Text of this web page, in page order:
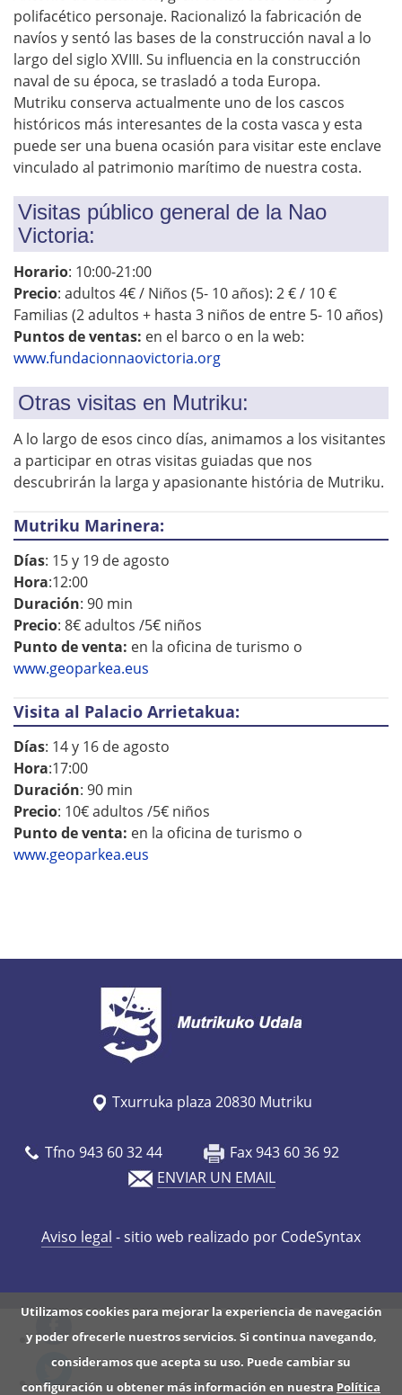
Utilizamos cookies para mejorar la experiencia de navegación
y poder ofrecerle nuestros servicios. Si continua navegando,
consideramos que acepta su uso. Puede cambiar su
configuración u obtener más información en nuestra Política
polifacético personaje. Racionalizó la fabricación de
navíos y sentó las bases de la construcción naval a lo
largo del siglo XVIII. Su influencia en la construcción
naval de su época, se trasladó a toda Europa.
Mutriku conserva actualmente uno de los cascos
históricos más interesantes de la costa vasca y esta
puede ser una buena ocasión para visitar este enclave
vinculado al patrimonio marítimo de nuestra costa.
Visitas público general de la Nao
Victoria:
Horario: 10:00-21:00
Precio: adultos 4€ / Niños (5- 10 años): 2 € / 10 €
Familias (2 adultos + hasta 3 niños de entre 5- 10 años)
Puntos de ventas: en el barco o en la web:
www.fundacionnaovictoria.org
Otras visitas en Mutriku:
A lo largo de esos cinco días, animamos a los visitantes
a participar en otras visitas guiadas que nos
descubrirán la larga y apasionante história de Mutriku.
Mutriku Marinera:
Días: 15 y 19 de agosto
Hora:12:00
Duración: 90 min
Precio: 8€ adultos /5€ niños
Punto de venta: en la oficina de turismo o
www.geoparkea.eus
Visita al Palacio Arrietakua:
Días: 14 y 16 de agosto
Hora:17:00
Duración: 90 min
Precio: 10€ adultos /5€ niños
Punto de venta: en la oficina de turismo o
www.geoparkea.eus
Txurruka plaza 20830 Mutriku
Tfno 943 60 32 44
Fax 943 60 36 92
ENVIAR UN EMAIL
Aviso legal - sitio web realizado por CodeSyntax